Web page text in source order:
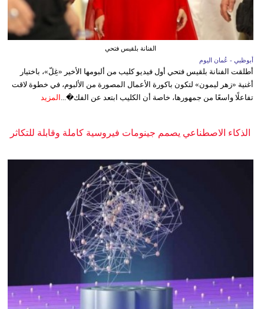
الفنانة بلقيس فتحي
أبوظبي - عُمان اليوم
أطلقت الفنانة بلقيس فتحي أول فيديو كليب من ألبومها الأخير «غِلّ»، باختيار
أغنية «زهر ليمون» لتكون باكورة الأعمال المصورة من الألبوم، في خطوة لاقت
تفاعلًا واسعًا من جمهورها، خاصة أن الكليب ابتعد عن الفك�...
المزيد
الذكاء الاصطناعي يصمم جينومات فيروسية كاملة وقابلة للتكاثر